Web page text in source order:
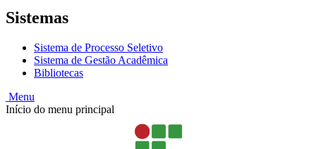
Sistemas
Sistema de Processo Seletivo
Sistema de Gestão Acadêmica
Bibliotecas
Menu
Início do menu principal